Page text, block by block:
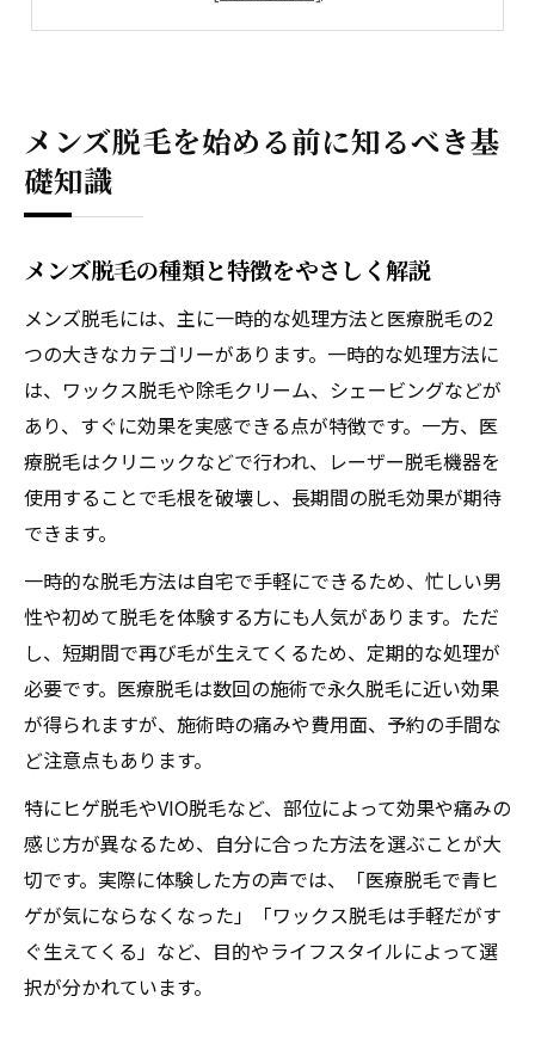
メンズ脱毛一時処理と医療脱毛の違い
メンズ脱毛で後悔しない選択の基準とは
メンズ脱毛の施術回数と満足度の関係
メンズ脱毛の効果的なタイミングと頻度
清潔感重視ならどちらの脱毛法が最適か
メンズ脱毛で清潔感を高めるコツとは
医療脱毛と一時処理の清潔感比較
メンズ脱毛が与える印象のポイント
メンズ脱毛で好感度を上げる方法
体験談で語るメンズ脱毛のリアルな後悔
メンズ脱毛体験談に学ぶ後悔する理由
全身脱毛で感じた失敗と対策ポイント
メンズ脱毛で後悔しないための注意点
医療脱毛で後悔したリアルな声を紹介
体験者が語るメンズ脱毛の落とし穴とは
VIO部位の処理方法と注意点を解説
メンズ脱毛VIO部位の処理方法を解説
VIO脱毛のメリットとデメリットに注目
VIO脱毛時の痛みと対策ポイントとは
メンズ脱毛VIO後のケアと注意点まとめ
メンズ脱毛を始める前に知るべき基
礎知識
メンズ脱毛の種類と特徴をやさしく解説
メンズ脱毛には、主に一時的な処理方法と医療脱毛の2
つの大きなカテゴリーがあります。一時的な処理方法に
は、ワックス脱毛や除毛クリーム、シェービングなどが
あり、すぐに効果を実感できる点が特徴です。一方、医
療脱毛はクリニックなどで行われ、レーザー脱毛機器を
使用することで毛根を破壊し、長期間の脱毛効果が期待
できます。
一時的な脱毛方法は自宅で手軽にできるため、忙しい男
性や初めて脱毛を体験する方にも人気があります。ただ
し、短期間で再び毛が生えてくるため、定期的な処理が
必要です。医療脱毛は数回の施術で永久脱毛に近い効果
が得られますが、施術時の痛みや費用面、予約の手間な
ど注意点もあります。
特にヒゲ脱毛やVIO脱毛など、部位によって効果や痛みの
感じ方が異なるため、自分に合った方法を選ぶことが大
切です。実際に体験した方の声では、「医療脱毛で青ヒ
ゲが気にならなくなった」「ワックス脱毛は手軽だがす
ぐ生えてくる」など、目的やライフスタイルによって選
択が分かれています。